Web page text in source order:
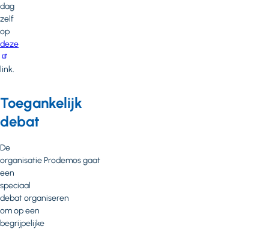
dag
zelf
op
deze
link.
Toegankelijk
debat
De
organisatie Prodemos gaat
een
speciaal
debat organiseren
om op een
begrijpelijke